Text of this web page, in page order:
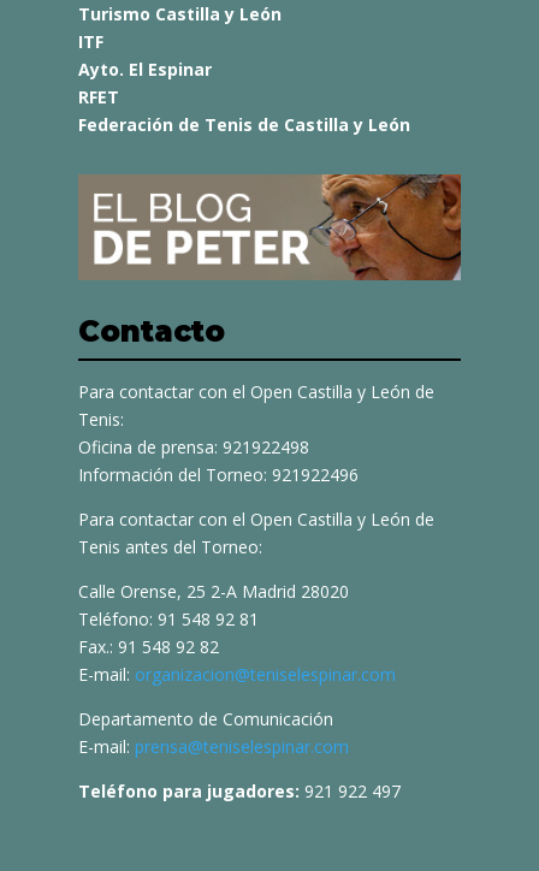
Turismo Castilla y León
ITF
Ayto. El Espinar
RFET
Federación de Tenis de Castilla y León
Contacto
Para contactar con el Open Castilla y León de
Tenis:
Oficina de prensa: 921922498
Información del Torneo: 921922496
Para contactar con el Open Castilla y León de
Tenis antes del Torneo:
Calle Orense, 25 2-A Madrid 28020
Teléfono: 91 548 92 81
Fax.: 91 548 92 82
E-mail: organizacion@teniselespinar.com
Departamento de Comunicación
E-mail: prensa@teniselespinar.com
Teléfono para jugadores: 921 922 497